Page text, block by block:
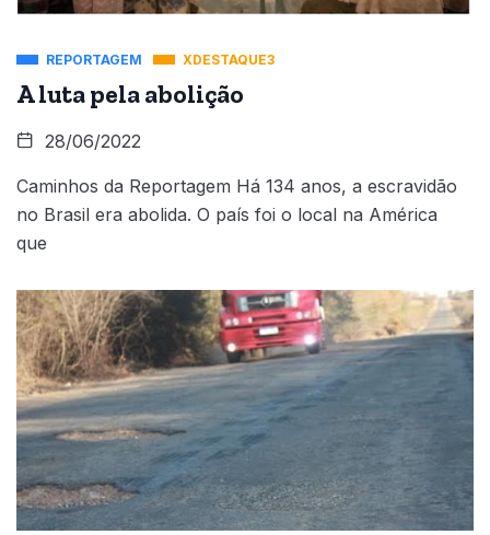
REPORTAGEM XDESTAQUE3
A luta pela abolição
28/06/2022
Caminhos da Reportagem Há 134 anos, a escravidão
no Brasil era abolida. O país foi o local na América
que